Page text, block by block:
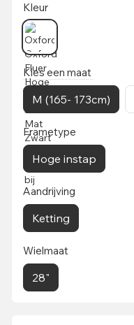
Kleur
Kies een maat
M (165- 173cm)
Frametype
Hoge instap
Aandrijving
Ketting
Wielmaat
28"